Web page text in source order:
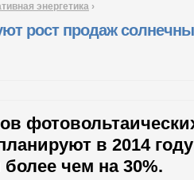
энергетика ›
рост продаж
в 2014
чем на 30%.